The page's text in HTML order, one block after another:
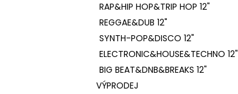
RAP&HIP HOP&TRIP HOP 12"
REGGAE&DUB 12"
SYNTH-POP&DISCO 12"
ELECTRONIC&HOUSE&TECHNO 12"
BIG BEAT&DNB&BREAKS 12"
VÝPRODEJ